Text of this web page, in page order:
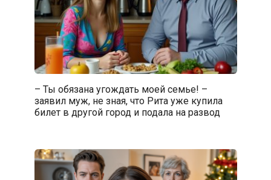
– Ты обязана угождать моей семье! –
заявил муж, не зная, что Рита уже купила
билет в другой город и подала на развод